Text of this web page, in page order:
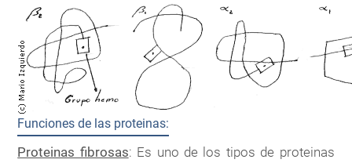
Funciones de las proteinas:
Proteinas fibrosas: Es uno de los tipos de proteinas